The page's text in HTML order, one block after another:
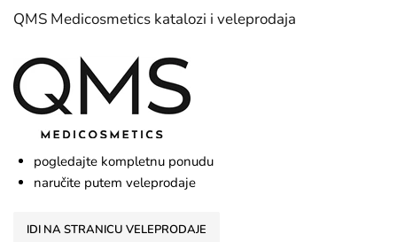
QMS Medicosmetics katalozi i veleprodaja
pogledajte kompletnu ponudu
naručite putem veleprodaje
IDI NA STRANICU VELEPRODAJE